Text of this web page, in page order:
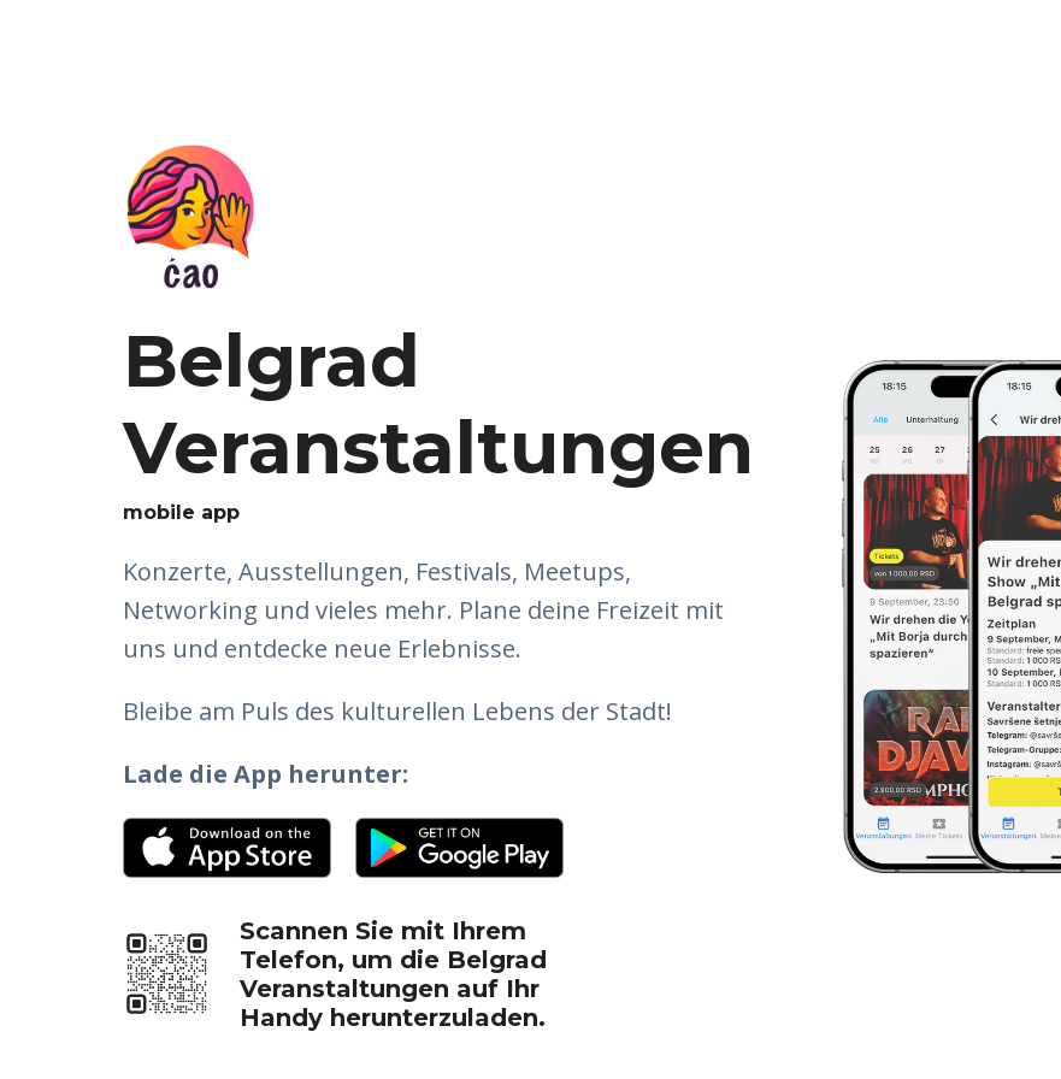
Belgrad
Veranstaltungen
mobile app
Konzerte, Ausstellungen, Festivals, Meetups,
Networking und vieles mehr. Plane deine Freizeit mit
uns und entdecke neue Erlebnisse.
Bleibe am Puls des kulturellen Lebens der Stadt!
Lade die App herunter:
Scannen Sie mit Ihrem
Telefon, um die Belgrad
Veranstaltungen auf Ihr
Handy herunterzuladen.